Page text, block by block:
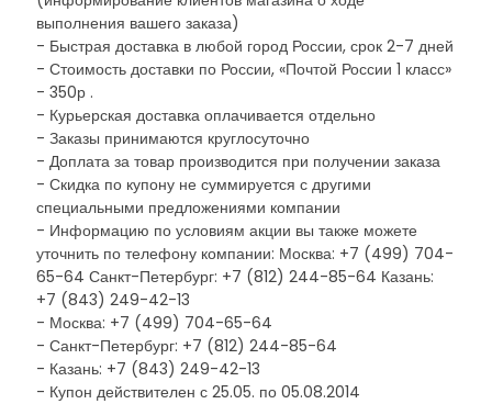
выполнения вашего заказа)
- Быстрая доставка в любой город России, срок 2-7 дней
- Стоимость доставки по России, «Почтой России 1 класс»
- 350р .
- Курьерская доставка оплачивается отдельно
- Заказы принимаются круглосуточно
- Доплата за товар производится при получении заказа
- Скидка по купону не суммируется с другими
специальными предложениями компании
- Информацию по условиям акции вы также можете
уточнить по телефону компании: Москва: +7 (499) 704-
65-64 Санкт-Петербург: +7 (812) 244-85-64 Казань:
+7 (843) 249-42-13
- Москва: +7 (499) 704-65-64
- Санкт-Петербург: +7 (812) 244-85-64
- Казань: +7 (843) 249-42-13
- Купон действителен с 25.05. по 05.08.2014